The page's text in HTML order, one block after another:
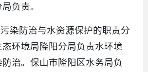
负责。
染防治与水资源保护的职责分
环境局隆阳分局负责水环境
治。保山市隆阳区水务局负